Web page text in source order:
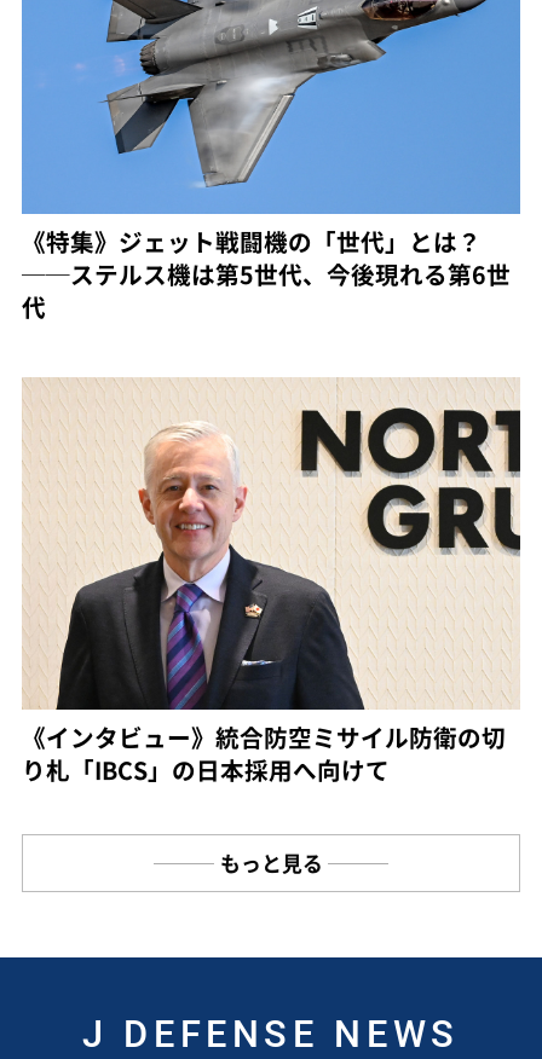
《特集》ジェット戦闘機の「世代」とは？
──ステルス機は第5世代、今後現れる第6世
代
《インタビュー》統合防空ミサイル防衛の切
り札「IBCS」の日本採用へ向けて
もっと見る
J DEFENSE NEWS